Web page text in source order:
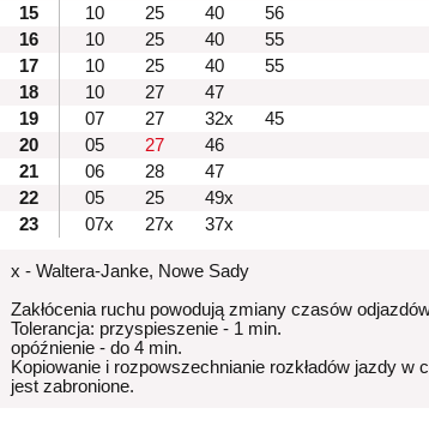
15
10 25 40
56
16
10 25 40
55
17
10 25 40
55
18
10 27
47
19
07 27 32x
45
20
05 27
46
21
06 28
47
22
05 25
49x
23
07x 27x 37x
x - Waltera-Janke, Nowe Sady
Zakłócenia ruchu powodują zmiany czasów
Tolerancja: przyspieszenie - 1 min.
opóźnienie - do 4 min.
Kopiowanie i rozpowszechnianie rozkładów jazdy
jest zabronione.